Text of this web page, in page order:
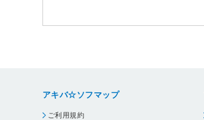
アキバ☆ソフマップ
ご利用規約